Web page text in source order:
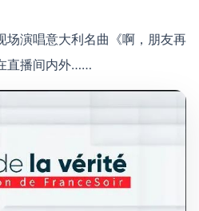
场演唱意大利名曲《啊，朋友再
直播间内外……